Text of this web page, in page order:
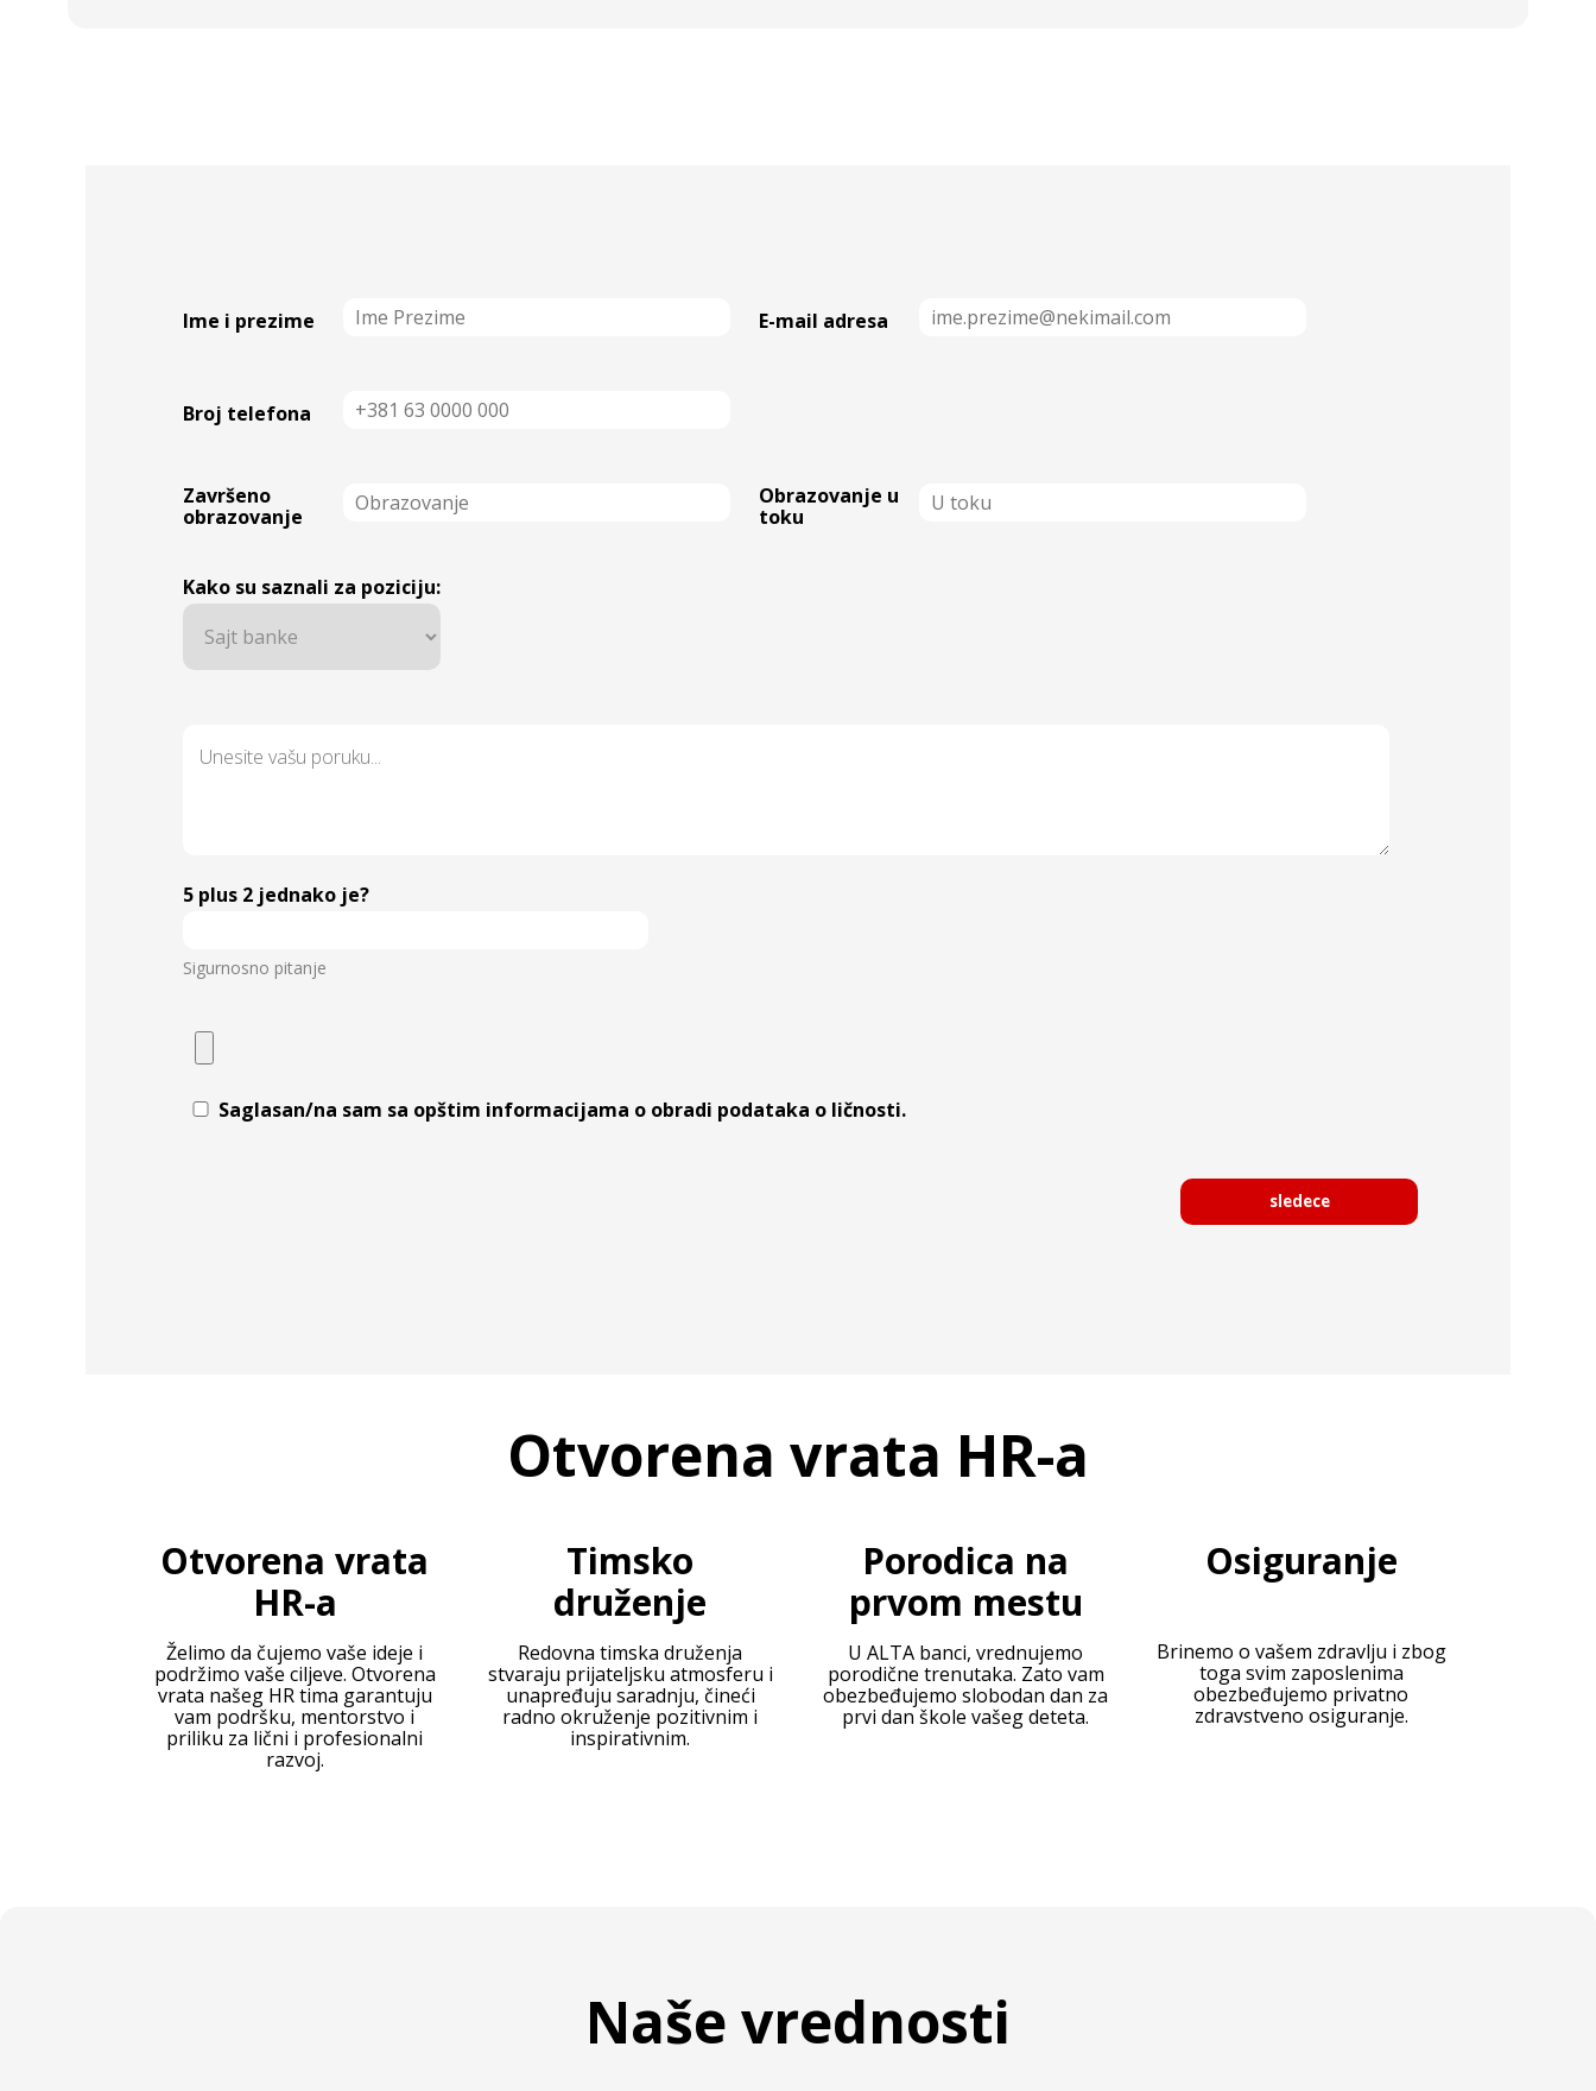
Ime i prezime E-mail adresa
Broj telefona
Završeno
obrazovanje
Obrazovanje u
toku
Kako su saznali za poziciju:
5 plus 2 jednako je?
Sigurnosno pitanje
Saglasan/na sam sa opštim informacijama o obradi podataka o ličnosti.
sledece
Otvorena vrata HR-a
Otvorena vrata
HR-a
Želimo da čujemo vaše ideje i
podržimo vaše ciljeve. Otvorena
vrata našeg HR tima garantuju
vam podršku, mentorstvo i
priliku za lični i profesionalni
razvoj.
Timsko
druženje
Redovna timska druženja
stvaraju prijateljsku atmosferu i
unapređuju saradnju, čineći
radno okruženje pozitivnim i
inspirativnim.
Porodica na
prvom mestu
U ALTA banci, vrednujemo
porodične trenutaka. Zato vam
obezbeđujemo slobodan dan za
prvi dan škole vašeg deteta.
Osiguranje
Brinemo o vašem zdravlju i zbog
toga svim zaposlenima
obezbeđujemo privatno
zdravstveno osiguranje.
Naše vrednosti